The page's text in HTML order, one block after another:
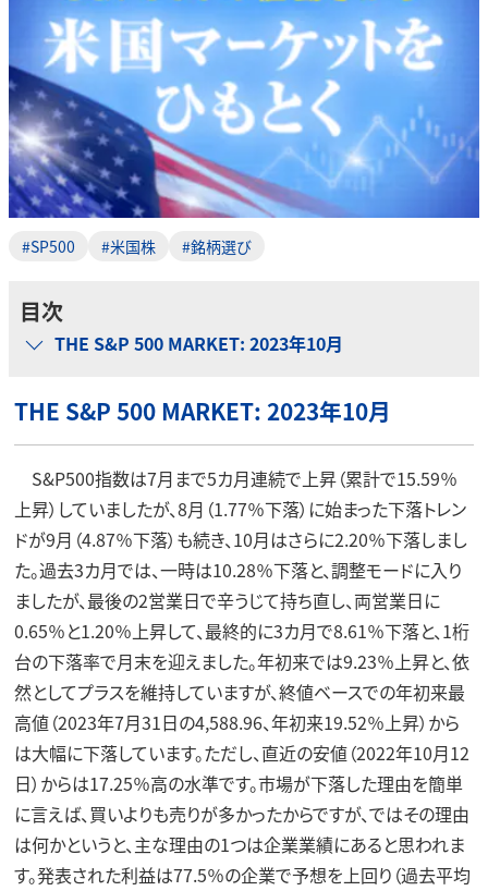
#SP500 #米国株 #銘柄選び
目次
THE S&P 500 MARKET: 2023年10月
THE S&P 500 MARKET: 2023年10月
S&P500指数は7月まで5カ月連続で上昇（累計で15.59％
上昇）していましたが、8月（1.77％下落）に始まった下落トレン
ドが9月（4.87％下落）も続き、10月はさらに2.20％下落しまし
た。過去3カ月では、一時は10.28％下落と、調整モードに入り
ましたが、最後の2営業日で辛うじて持ち直し、両営業日に
0.65％と1.20％上昇して、最終的に3カ月で8.61％下落と、1桁
台の下落率で月末を迎えました。年初来では9.23％上昇と、依
然としてプラスを維持していますが、終値ベースでの年初来最
高値（2023年7月31日の4,588.96、年初来19.52％上昇）から
は大幅に下落しています。ただし、直近の安値（2022年10月12
日）からは17.25％高の水準です。市場が下落した理由を簡単
に言えば、買いよりも売りが多かったからですが、ではその理由
は何かというと、主な理由の1つは企業業績にあると思われま
す。発表された利益は77.5％の企業で予想を上回り（過去平均